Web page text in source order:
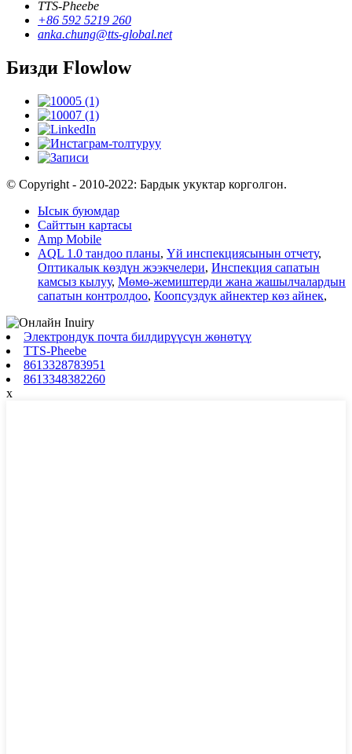
TTS-Pheebe
+86 592 5219 260
anka.chung@tts-global.net
Бизди Flowlow
© Copyright - 2010-2022: Бардык укуктар корголгон.
Ысык буюмдар
Сайттын картасы
Amp Mobile
AQL 1.0 тандоо планы, Үй инспекциясынын отчету,
Оптикалык көздүн жээкчелери, Инспекция сапатын
камсыз кылуу, Мөмө-жемиштерди жана жашылчалардын
сапатын контролдоо, Коопсуздук айнектер көз айнек,
Электрондук почта билдирүүсүн жөнөтүү
TTS-Pheebe
8613328783951
8613348382260
x